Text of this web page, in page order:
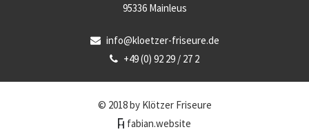
95336 Mainleus
info@kloetzer-friseure.de
+49 (0) 92 29 / 27 2
© 2018 by Klötzer Friseure
fabian.website